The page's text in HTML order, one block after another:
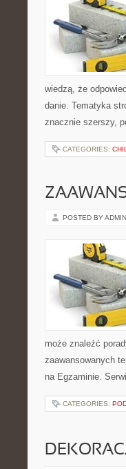
wiedzą, że
danie. Tematyka
znacznie szerszy,
CATEGORIES:
POSTED BY ADMIN
może znaleźć
zaawansowanych
na Egzaminie.
CATEGORIES: